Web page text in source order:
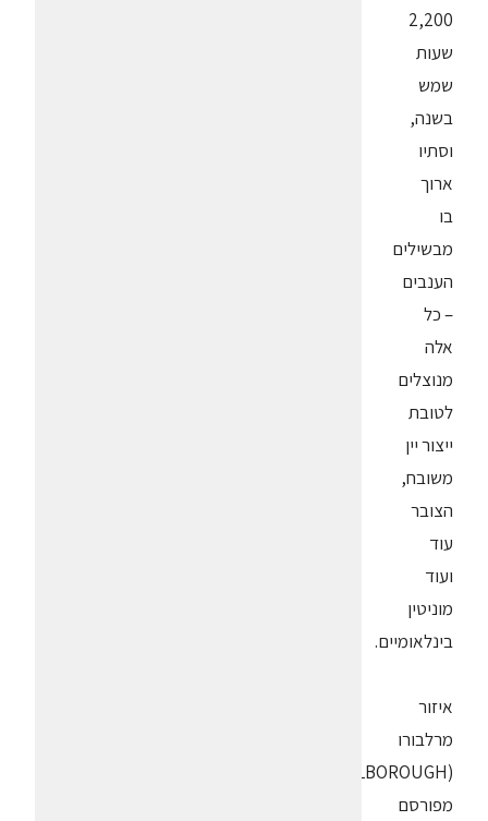
2,200
שעות
שמש
בשנה,
וסתיו
ארוך
בו
מבשילים
הענבים
– כל
אלה
מנוצלים
לטובת
ייצור יין
משובח,
הצובר
עוד
ועוד
מוניטין
בינלאומיים.
איזור
מרלבורו
מפורסם